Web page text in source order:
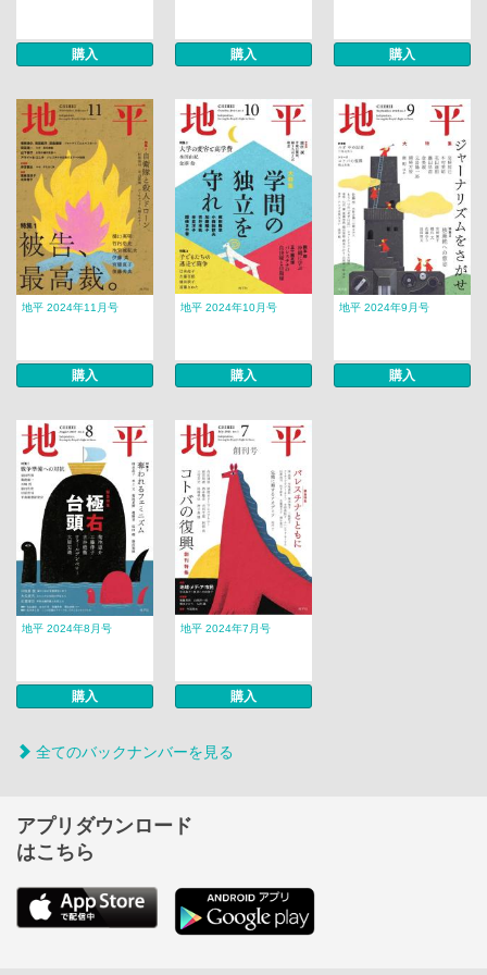
購入 購入 購入
地平 2024年11月号
購入
地平 2024年10月号
購入
地平 2024年9月号
購入
地平 2024年8月号
購入
地平 2024年7月号
購入
全てのバックナンバーを見る
アプリダウンロード
はこちら